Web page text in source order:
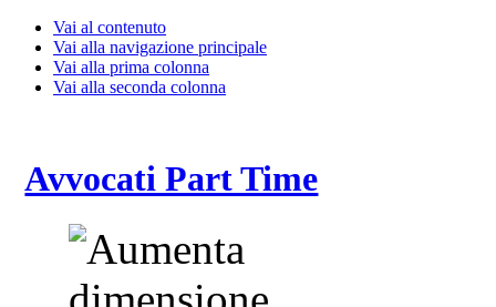
Vai al contenuto
Vai alla navigazione principale
Vai alla prima colonna
Vai alla seconda colonna
Avvocati Part Time